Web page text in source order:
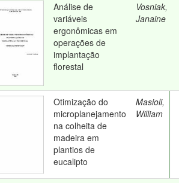
Análise de
variáveis
ergonômicas em
operações de
implantação
florestal
Vosniak,
Janaine
Otimização do
microplanejamento
na colheita de
madeira em
plantios de
eucalipto
Masioli,
William